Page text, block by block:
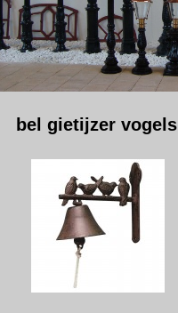
bel gietijzer vogels